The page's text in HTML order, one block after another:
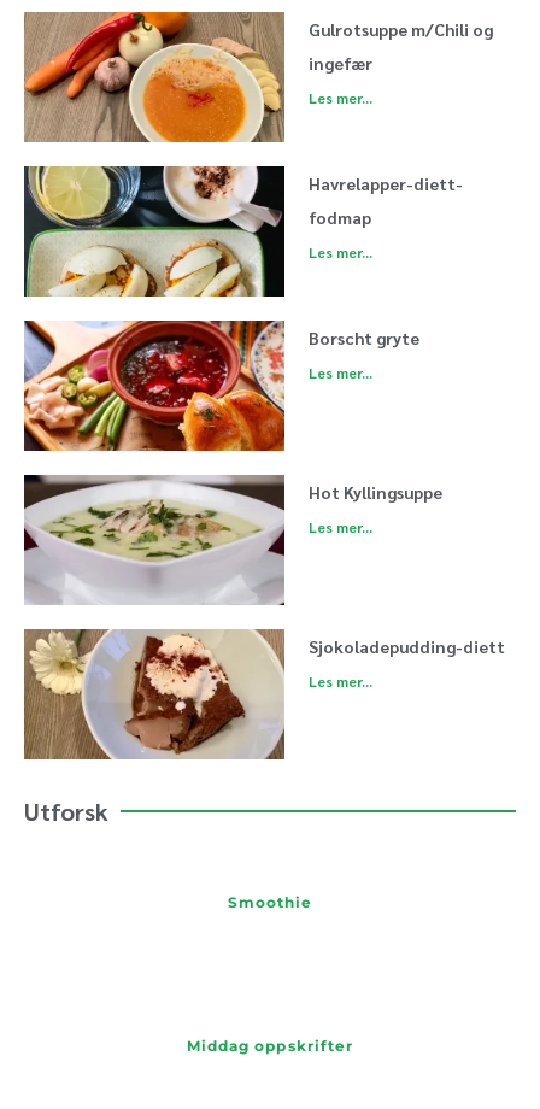
Gulrotsuppe m/Chili og
ingefær
Les mer...
Havrelapper-diett-
fodmap
Les mer...
Borscht gryte
Les mer...
Hot Kyllingsuppe
Les mer...
Sjokoladepudding-diett
Les mer...
Utforsk
Smoothie
Middag oppskrifter